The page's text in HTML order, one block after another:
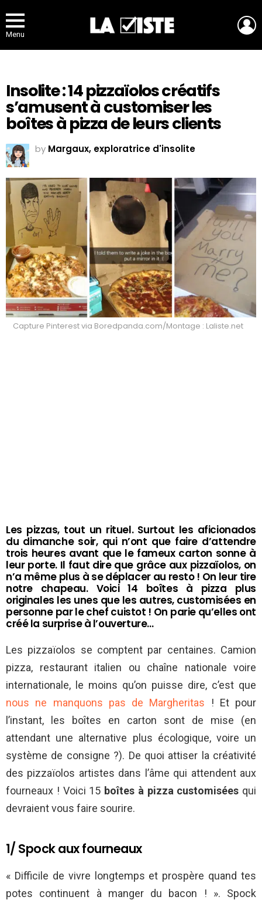
Menu
Insolite : 14 pizzaïolos créatifs
s’amusent à customiser les
boîtes à pizza de leurs clients
by Margaux, exploratrice d'insolite
Capture Pinterest via Boredpanda.com/Montage : Laliste.net
Les pizzas, tout un rituel. Surtout les aficionados
du dimanche soir, qui n’ont que faire d’attendre
trois heures avant que le fameux carton sonne à
leur porte. Il faut dire que grâce aux pizzaïolos, on
n’a même plus à se déplacer au resto ! On leur tire
notre chapeau. Voici 14 boîtes à pizza plus
originales les unes que les autres, customisées en
personne par le chef cuistot ! On parie qu’elles ont
créé la surprise à l’ouverture…
Les pizzaïolos se comptent par centaines. Camion
pizza, restaurant italien ou chaîne nationale voire
internationale, le moins qu’on puisse dire, c’est que
nous ne manquons pas de Margheritas ! Et pour
l’instant, les boîtes en carton sont de mise (en
attendant une alternative plus écologique, voire un
système de consigne ?). De quoi attiser la créativité
des pizzaïolos artistes dans l’âme qui attendent aux
fourneaux ! Voici 15 boîtes à pizza customisées qui
devraient vous faire sourire.
1/ Spock aux fourneaux
« Difficile de vivre longtemps et prospère quand tes
potes continuent à manger du bacon ! ». Spock